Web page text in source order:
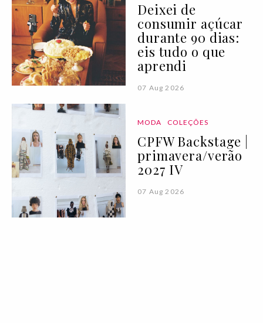
Deixei de
consumir açúcar
durante 90 dias:
eis tudo o que
aprendi
07 Aug 2026
MODA COLEÇÕES
CPFW Backstage |
primavera/verão
2027 IV
07 Aug 2026